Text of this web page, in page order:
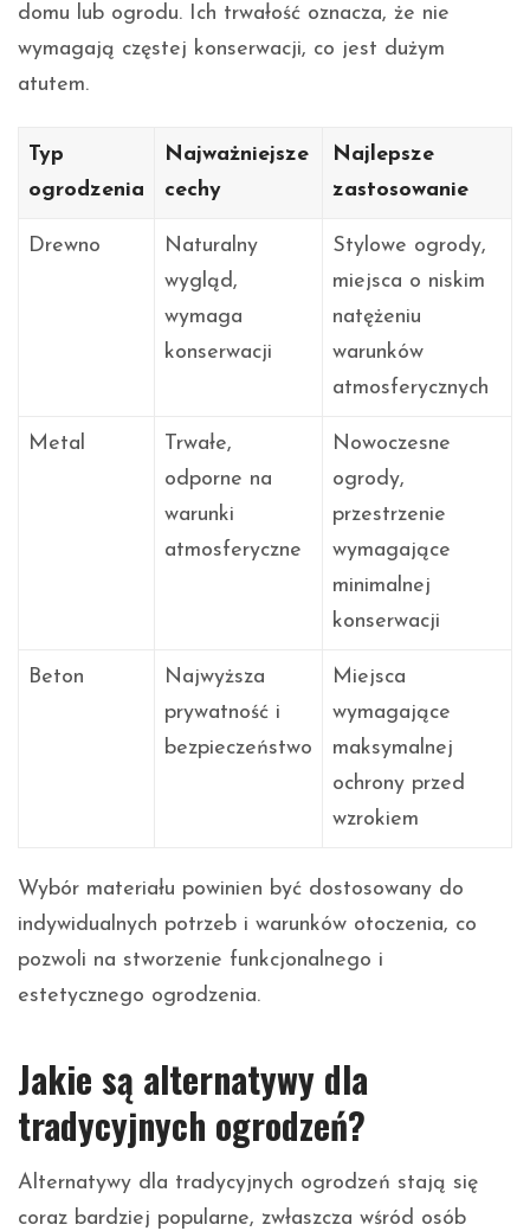
domu lub ogrodu. Ich trwałość oznacza, że nie
wymagają częstej konserwacji, co jest dużym
atutem.
Typ
ogrodzenia
Najważniejsze
cechy
Najlepsze
zastosowanie
Drewno
Naturalny
wygląd,
wymaga
konserwacji
Stylowe ogrody,
miejsca o niskim
natężeniu
warunków
atmosferycznych
Metal
Trwałe,
odporne na
warunki
atmosferyczne
Nowoczesne
ogrody,
przestrzenie
wymagające
minimalnej
konserwacji
Beton
Najwyższa
prywatność i
bezpieczeństwo
Miejsca
wymagające
maksymalnej
ochrony przed
wzrokiem
Wybór materiału powinien być dostosowany do
indywidualnych potrzeb i warunków otoczenia, co
pozwoli na stworzenie funkcjonalnego i
estetycznego ogrodzenia.
Jakie są alternatywy dla
tradycyjnych ogrodzeń?
Alternatywy dla tradycyjnych ogrodzeń stają się
coraz bardziej popularne, zwłaszcza wśród osób